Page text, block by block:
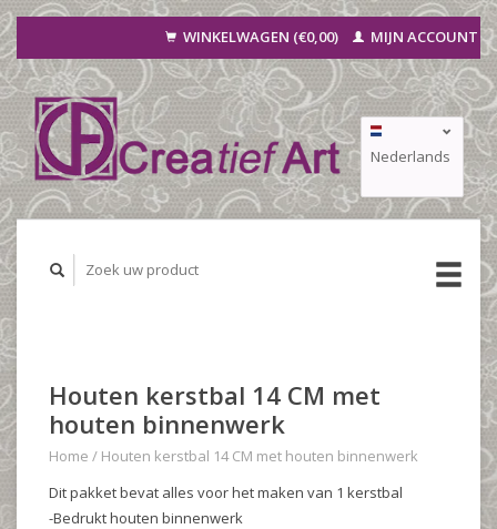
WINKELWAGEN (€0,00) MIJN ACCOUNT
Nederlands
Deutsch
Houten kerstbal 14 CM met
houten binnenwerk
Home / Houten kerstbal 14 CM met houten binnenwerk
Dit pakket bevat alles voor het maken van 1 kerstbal
-Bedrukt houten binnenwerk